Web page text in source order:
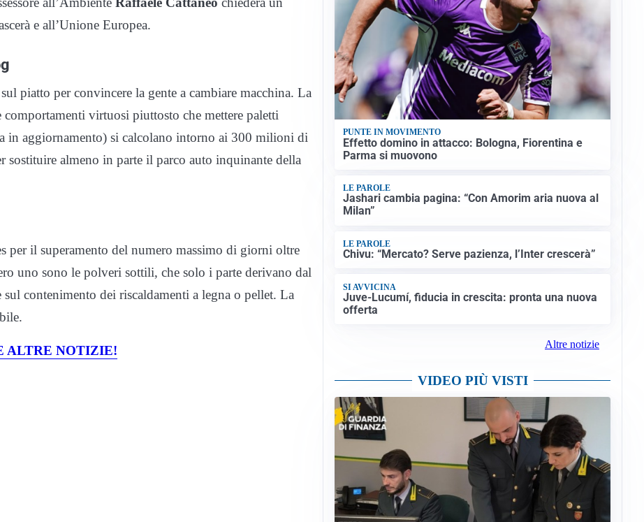
e all’Unione Europea.
piatto per convincere la gente a cambiare macchina. La
virtuosi piuttosto che mettere paletti
in aggiornamento) si calcolano intorno ai 300 milioni di
sostituire almeno in parte il parco auto inquinante della
per il superamento del numero massimo di giorni oltre
uno sono le polveri sottili, che solo i parte derivano dal
contenimento dei riscaldamenti a legna o pellet. La
ALTRE NOTIZIE!
PUNTE IN MOVIMENTO
Effetto domino in attacco: Bologna, Fiorentina e
Parma si muovono
LE PAROLE
Jashari cambia pagina: “Con Amorim aria nuova al
Milan”
LE PAROLE
Chivu: “Mercato? Serve pazienza, l’Inter crescerà”
SI AVVICINA
Juve-Lucumí, fiducia in crescita: pronta una nuova
offerta
Altre notizie
VIDEO PIÙ VISTI